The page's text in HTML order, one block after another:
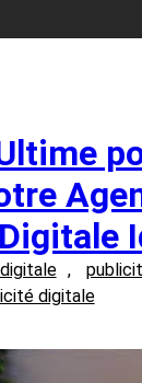
,
digitale